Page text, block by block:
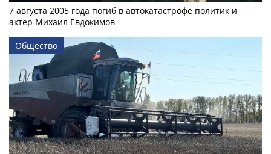
7 августа 2005 года погиб в автокатастрофе политик и
актер Михаил Евдокимов
Общество